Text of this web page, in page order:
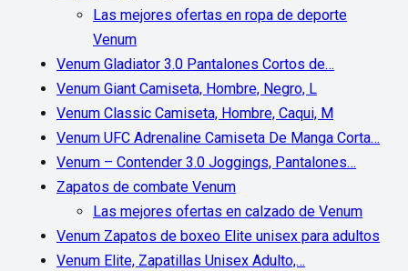
Las mejores ofertas en ropa de deporte
Venum
Venum Gladiator 3.0 Pantalones Cortos de…
Venum Giant Camiseta, Hombre, Negro, L
Venum Classic Camiseta, Hombre, Caqui, M
Venum UFC Adrenaline Camiseta De Manga Corta…
Venum – Contender 3.0 Joggings, Pantalones…
Zapatos de combate Venum
Las mejores ofertas en calzado de Venum
Venum Zapatos de boxeo Elite unisex para adultos
Venum Elite, Zapatillas Unisex Adulto,…